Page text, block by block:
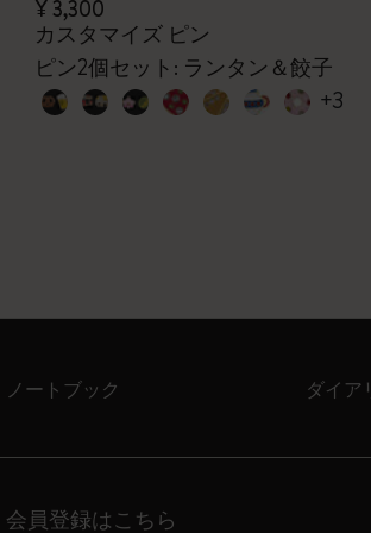
¥ 3,300
カスタマイズ ピン
ピン2個セット: ランタン＆餃子
+3
ノートブック ダイア
会員登録はこちら